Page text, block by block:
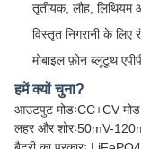
तृतीयक, लौह, लिथियम
विस्तृत निगरानी के लिए
मोबाइल फ़ोन ब्लूटूथ
हमें क्यों चुना?
आउटपुट मोडःCC+CV मोड
लहर और शोरः50mV-